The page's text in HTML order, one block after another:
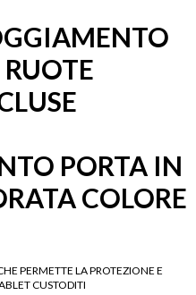
PORTA IN
COLORE
PERMETTE LA PROTEZIONE E
CUSTODITI